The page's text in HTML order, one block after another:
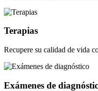
Terapias
Recupere su calidad de vida
Exámenes de